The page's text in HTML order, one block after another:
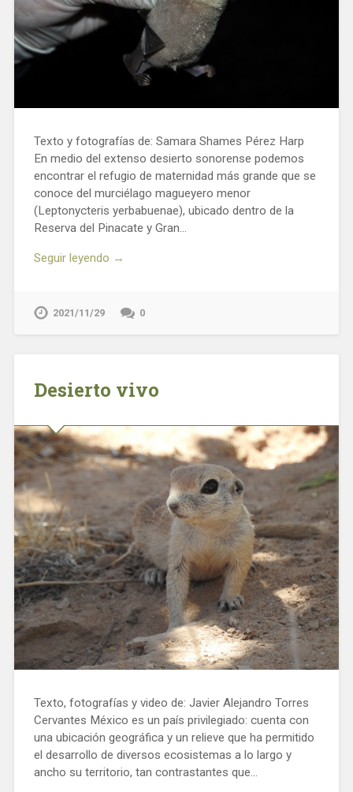
Texto y fotografías de: Samara Shames Pérez Harp
En medio del extenso desierto sonorense podemos
encontrar el refugio de maternidad más grande que se
conoce del murciélago magueyero menor
(Leptonycteris yerbabuenae), ubicado dentro de la
Reserva del Pinacate y Gran…
Seguir leyendo →
2021/11/29 0
Desierto vivo
Texto, fotografías y video de: Javier Alejandro Torres
Cervantes México es un país privilegiado: cuenta con
una ubicación geográfica y un relieve que ha permitido
el desarrollo de diversos ecosistemas a lo largo y
ancho su territorio, tan contrastantes que…